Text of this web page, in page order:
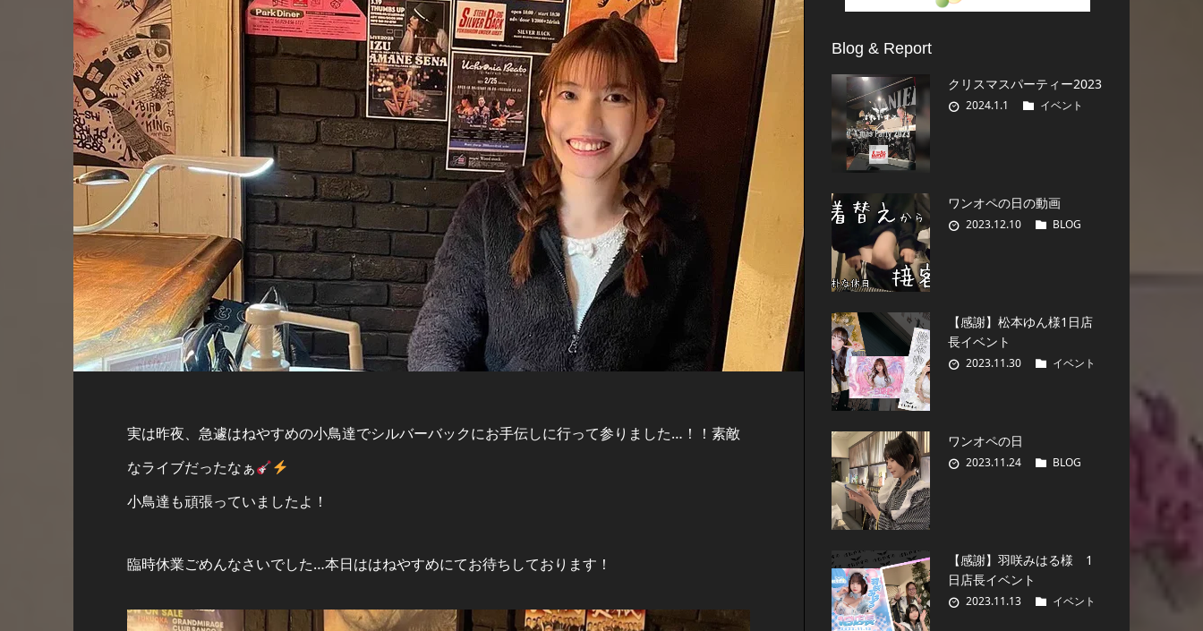
実は昨夜、急遽はねやすめの小鳥達でシルバーバックにお手伝しに行って参りました…！！素敵
なライブだったなぁ
小鳥達も頑張っていましたよ！
臨時休業ごめんなさいでした…本日ははねやすめにてお待ちしております！
Blog & Report
クリスマスパーティー2023
2024.1.1 イベント
ワンオペの日の動画
2023.12.10 BLOG
【感謝】松本ゆん様1日店
長イベント
2023.11.30 イベント
ワンオペの日
2023.11.24 BLOG
【感謝】羽咲みはる様 1
日店長イベント
2023.11.13 イベント